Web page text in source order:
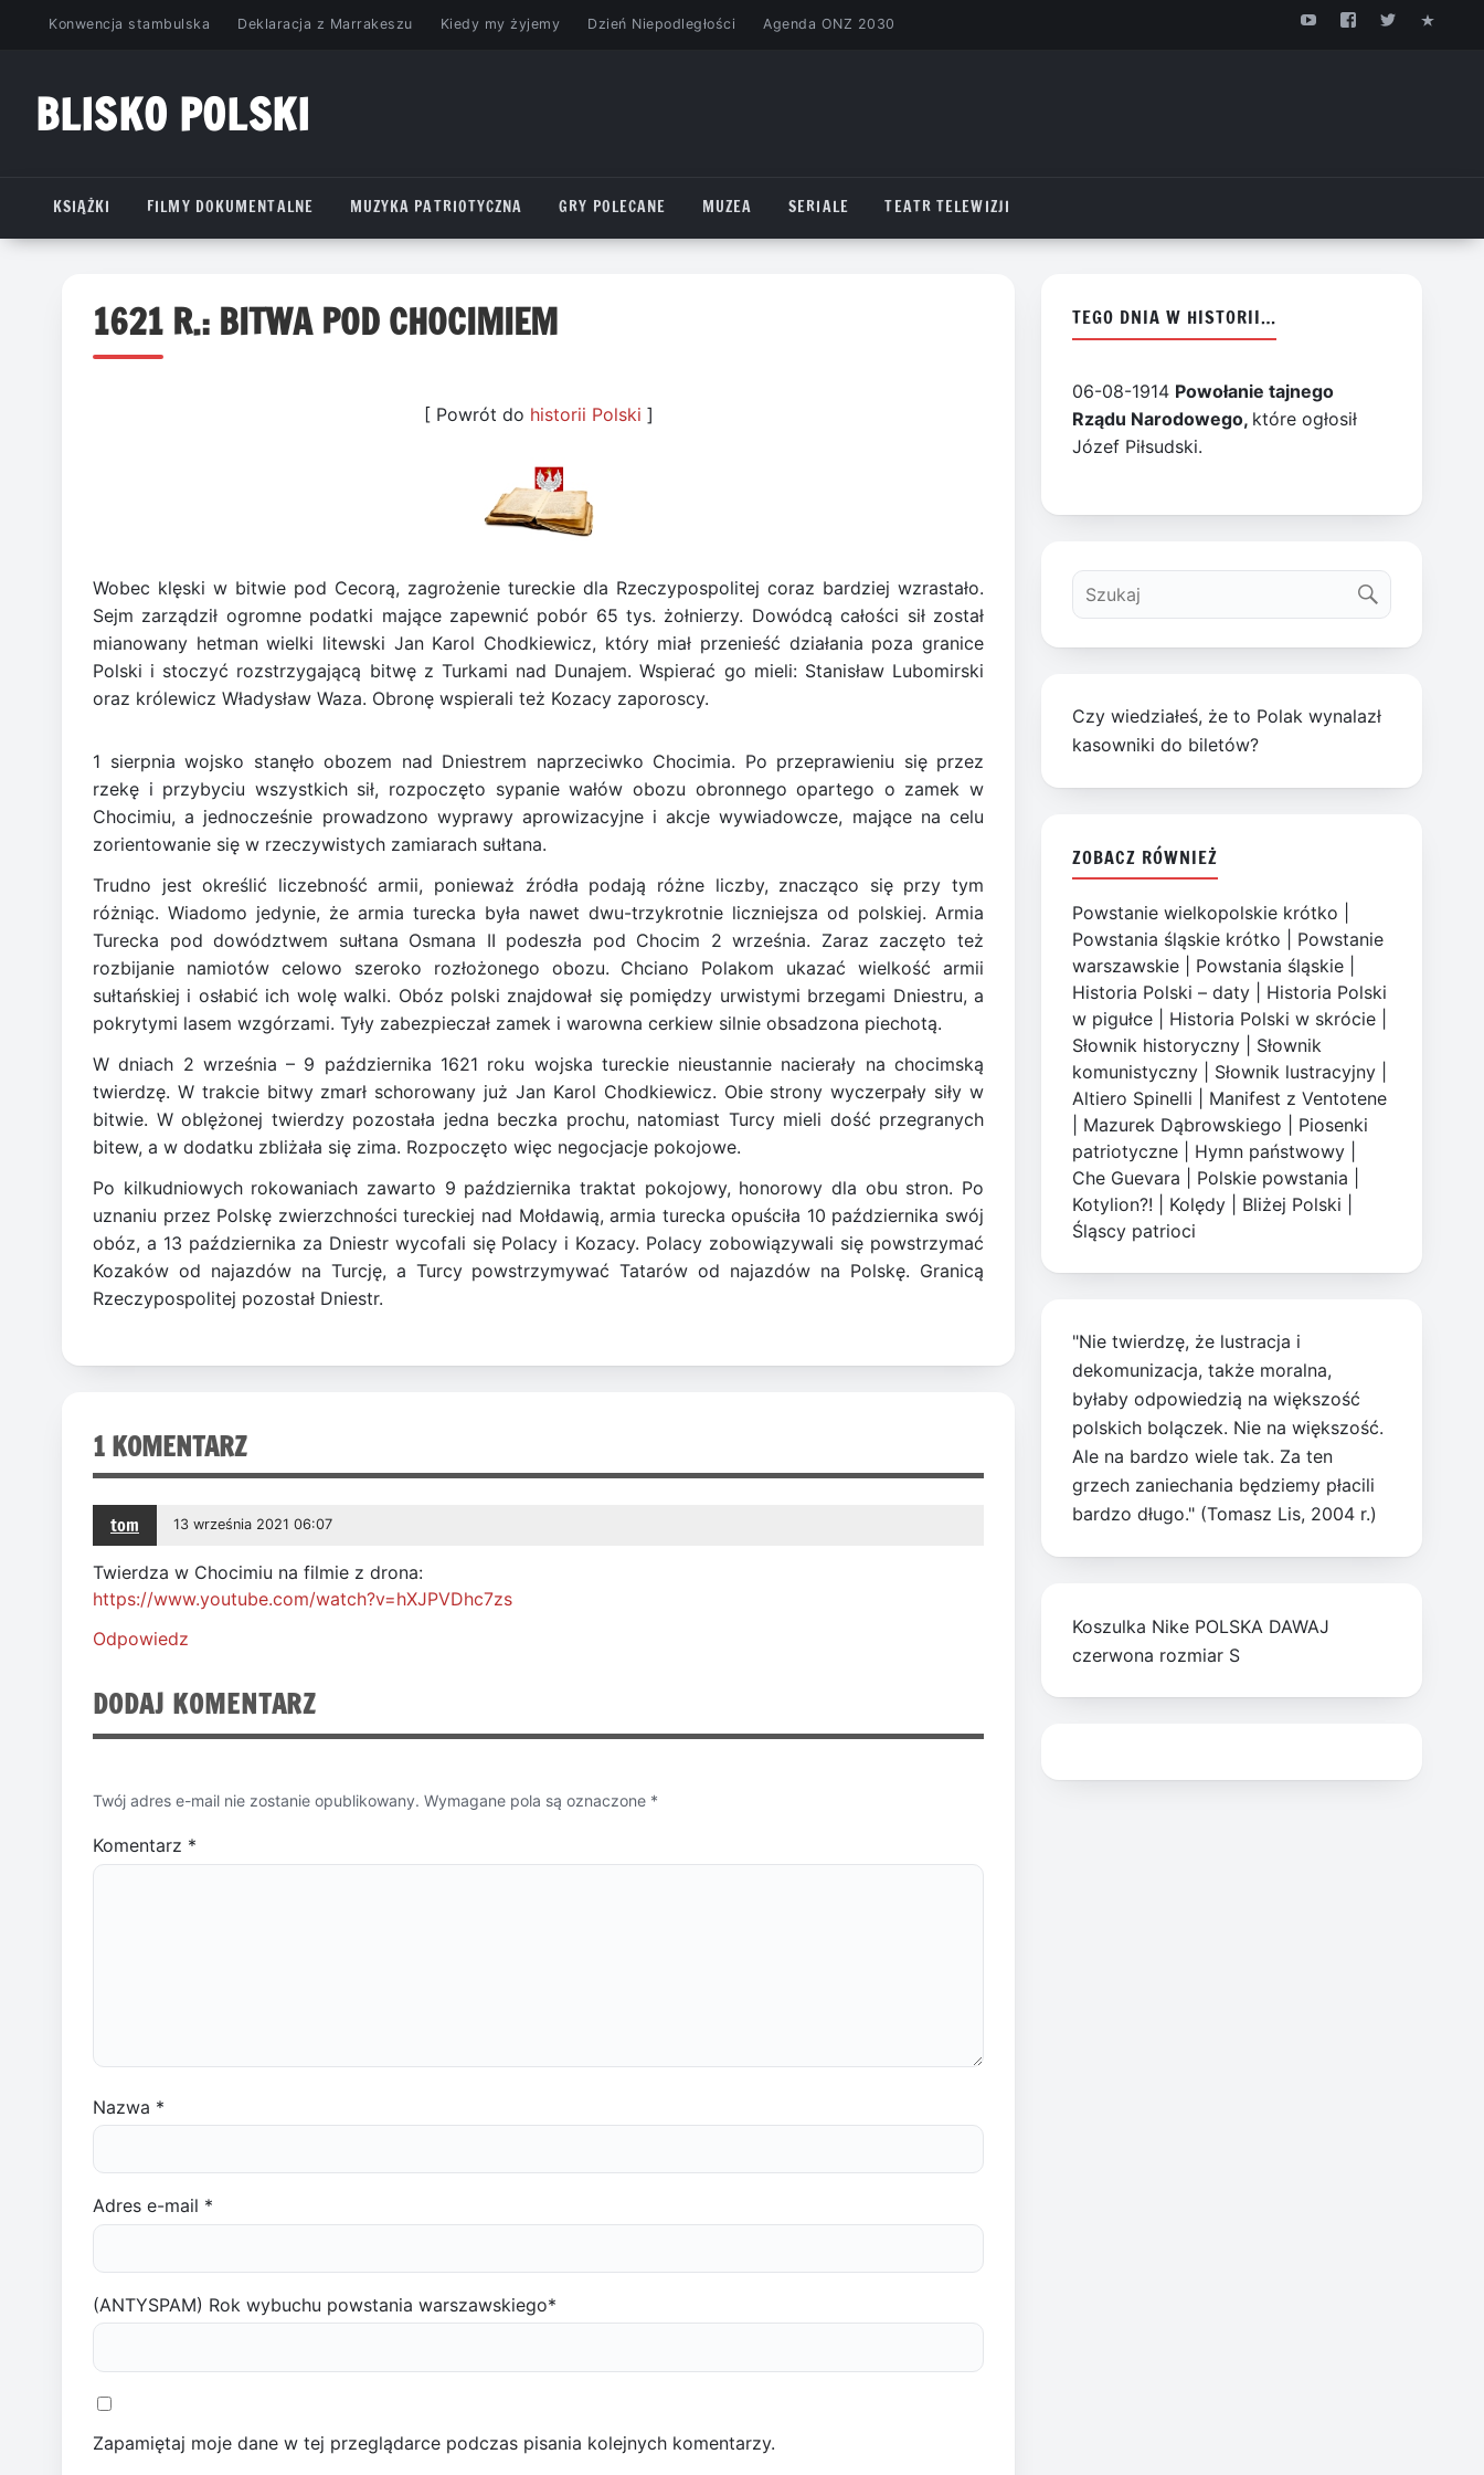
PrzejdźKonwencja stambulska Deklaracja z Marrakeszu Kiedy my żyjemy Dzień Niepodległości Agenda ONZ 2030
BLISKO POLSKI
KSIĄŻKI
FILMY DOKUMENTALNE MUZYKA PATRIOTYCZNA GRY POLECANE MUZEA SERIALE TEATR TELEWIZJI
1621 R.: BITWA POD CHOCIMIEM
[ Powrót do historii Polski ]
Wobec klęski w bitwie pod Cecorą, zagrożenie tureckie dla Rzeczypospolitej coraz bardziej wzrastało.
Sejm zarządził ogromne podatki mające zapewnić pobór 65 tys. żołnierzy. Dowódcą całości sił został
mianowany hetman wielki litewski Jan Karol Chodkiewicz, który miał przenieść działania poza granice
Polski i stoczyć rozstrzygającą bitwę z Turkami nad Dunajem. Wspierać go mieli: Stanisław Lubomirski
oraz królewicz Władysław Waza. Obronę wspierali też Kozacy zaporoscy.
1 sierpnia wojsko stanęło obozem nad Dniestrem naprzeciwko Chocimia. Po przeprawieniu się przez
rzekę i przybyciu wszystkich sił, rozpoczęto sypanie wałów obozu obronnego opartego o zamek w
Chocimiu, a jednocześnie prowadzono wyprawy aprowizacyjne i akcje wywiadowcze, mające na celu
zorientowanie się w rzeczywistych zamiarach sułtana.
Trudno jest określić liczebność armii, ponieważ źródła podają różne liczby, znacząco się przy tym
różniąc. Wiadomo jedynie, że armia turecka była nawet dwu-trzykrotnie liczniejsza od polskiej. Armia
Turecka pod dowództwem sułtana Osmana II podeszła pod Chocim 2 września. Zaraz zaczęto też
rozbijanie namiotów celowo szeroko rozłożonego obozu. Chciano Polakom ukazać wielkość armii
sułtańskiej i osłabić ich wolę walki. Obóz polski znajdował się pomiędzy urwistymi brzegami Dniestru, a
pokrytymi lasem wzgórzami. Tyły zabezpieczał zamek i warowna cerkiew silnie obsadzona piechotą.
W dniach 2 września – 9 października 1621 roku wojska tureckie nieustannie nacierały na chocimską
twierdzę. W trakcie bitwy zmarł schorowany już Jan Karol Chodkiewicz. Obie strony wyczerpały siły w
bitwie. W oblężonej twierdzy pozostała jedna beczka prochu, natomiast Turcy mieli dość przegranych
bitew, a w dodatku zbliżała się zima. Rozpoczęto więc negocjacje pokojowe.
Po kilkudniowych rokowaniach zawarto 9 października traktat pokojowy, honorowy dla obu stron. Po
uznaniu przez Polskę zwierzchności tureckiej nad Mołdawią, armia turecka opuściła 10 października swój
obóz, a 13 października za Dniestr wycofali się Polacy i Kozacy. Polacy zobowiązywali się powstrzymać
Kozaków od najazdów na Turcję, a Turcy powstrzymywać Tatarów od najazdów na Polskę. Granicą
Rzeczypospolitej pozostał Dniestr.
1 KOMENTARZ
tom 13 września 2021 06:07
Twierdza w Chocimiu na filmie z drona:
https://www.youtube.com/watch?v=hXJPVDhc7zs
Odpowiedz
DODAJ KOMENTARZ
Twój adres e-mail nie zostanie opublikowany. Wymagane pola są oznaczone *
Komentarz *
Nazwa *
Adres e-mail *
(ANTYSPAM) Rok wybuchu powstania warszawskiego*
Zapamiętaj moje dane w tej przeglądarce podczas pisania kolejnych komentarzy.
TEGO DNIA W HISTORII…
06-08-1914 Powołanie tajnego
Rządu Narodowego, które ogłosił
Józef Piłsudski.
Czy wiedziałeś, że to Polak wynalazł
kasowniki do biletów?
ZOBACZ RÓWNIEŻ
Powstanie wielkopolskie krótko
Powstania śląskie krótko
Powstanie
warszawskie
Powstania śląskie
Historia Polski – daty
Historia Polski
w pigułce
Historia Polski w skrócie
Słownik historyczny
Słownik
komunistyczny
Słownik lustracyjny
Altiero Spinelli
Manifest z Ventotene
Mazurek Dąbrowskiego
Piosenki
patriotyczne
Hymn państwowy
Che Guevara
Polskie powstania
Kotylion?!
Kolędy Bliżej Polski
Śląscy patrioci
"Nie twierdzę, że lustracja i
dekomunizacja, także moralna,
byłaby odpowiedzią na większość
polskich bolączek. Nie na większość.
Ale na bardzo wiele tak. Za ten
grzech zaniechania będziemy płacili
bardzo długo." (Tomasz Lis, 2004 r.)
Koszulka Nike POLSKA DAWAJ
czerwona rozmiar S